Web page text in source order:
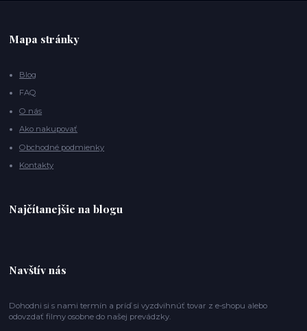
Mapa stránky
Blog
FAQ
O nás
Ako nakupovať
Obchodné podmienky
Kontakty
Najčítanejšie na blogu
Navštív nás
Dohodni si s nami termín a príď si vyzdvihnúť tovar z e-shopu alebo
odovzdať filmy osobne do našej prevádzky.